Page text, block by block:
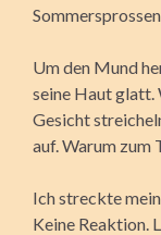
Um den Mund
seine Haut glatt.
Gesicht
auf. Warum zum
Ich streckte
Keine Reaktion.